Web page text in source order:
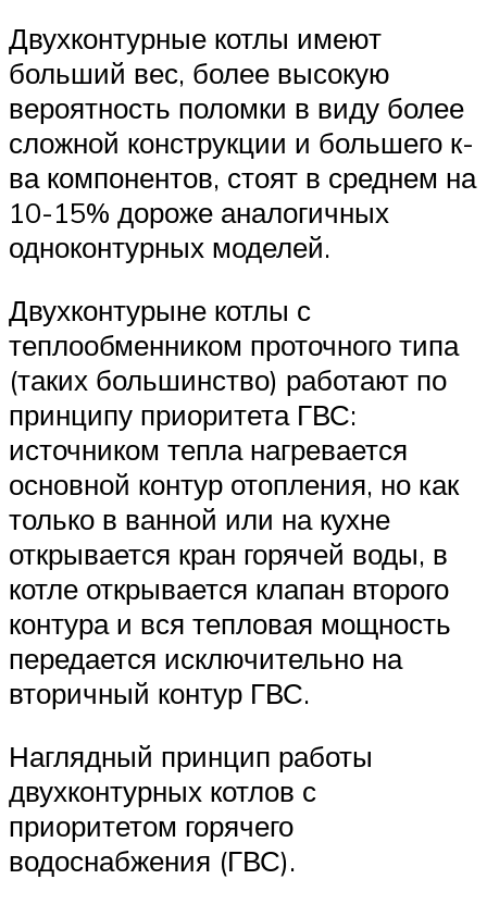
Двухконтурные котлы имеют
больший вес, более высокую
вероятность поломки в виду более
сложной конструкции и большего к-
ва компонентов, стоят в среднем на
10-15% дороже аналогичных
одноконтурных моделей.
Двухконтурыне котлы с
теплообменником проточного типа
(таких большинство) работают по
принципу приоритета ГВС:
источником тепла нагревается
основной контур отопления, но как
только в ванной или на кухне
открывается кран горячей воды, в
котле открывается клапан второго
контура и вся тепловая мощность
передается исключительно на
вторичный контур ГВС.
Наглядный принцип работы
двухконтурных котлов с
приоритетом горячего
водоснабжения (ГВС).